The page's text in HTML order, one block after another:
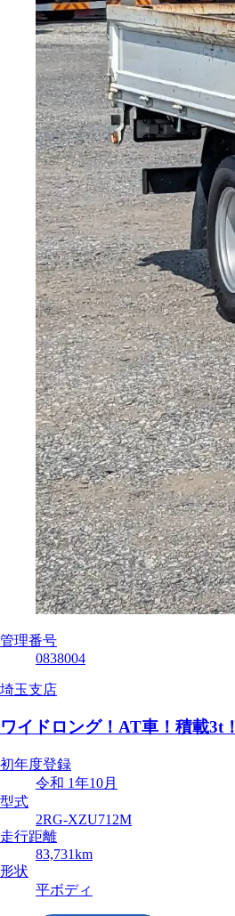
管理番号
0838004
埼玉支店
ワイドロング！AT車！積載3t！
初年度登録
令和 1年10月
型式
2RG-XZU712M
走行距離
83,731km
形状
平ボディ